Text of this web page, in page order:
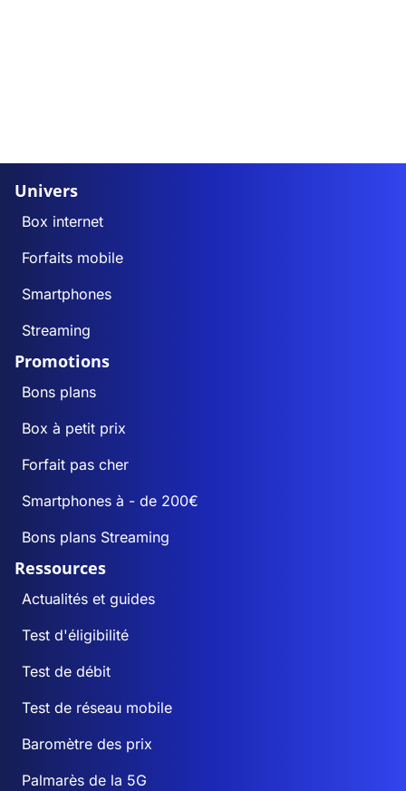
Univers
Box internet
Forfaits mobile
Smartphones
Streaming
Promotions
Bons plans
Box à petit prix
Forfait pas cher
Smartphones à - de 200€
Bons plans Streaming
Ressources
Actualités et guides
Test d'éligibilité
Test de débit
Test de réseau mobile
Baromètre des prix
Palmarès de la 5G